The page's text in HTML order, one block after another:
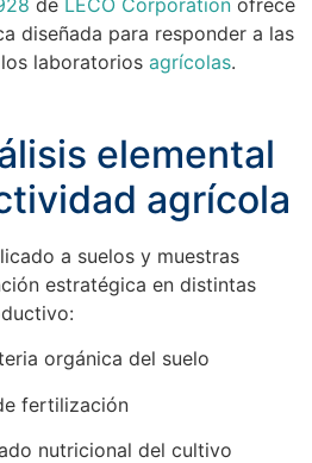
de LECO Corporation ofrece
diseñada para responder a las
laboratorios agrícolas.
elemental
agrícola
a suelos y muestras
estratégica en distintas
orgánica del suelo
fertilización
nutricional del cultivo